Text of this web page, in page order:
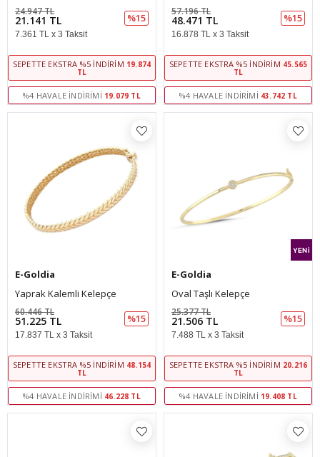
21.141 TL
24.947 TL
%15
7.361 TL x 3 Taksit
SEPETTE EKSTRA %5 İNDIRIM 19.874
TL
%4 HAVALE İNDIRIMI 19.079 TL
48.471 TL
57.196 TL
%15
16.878 TL x 3 Taksit
SEPETTE EKSTRA %5 İNDIRIM 45.565
TL
%4 HAVALE İNDIRIMI 43.742 TL
E-Goldia
Yaprak Kalemli Kelepçe
51.225 TL
60.446 TL
%15
17.837 TL x 3 Taksit
SEPETTE EKSTRA %5 İNDIRIM 48.154
TL
%4 HAVALE İNDIRIMI 46.228 TL
E-Goldia
Oval Taşlı Kelepçe
21.506 TL
25.377 TL
%15
7.488 TL x 3 Taksit
SEPETTE EKSTRA %5 İNDIRIM 20.216
TL
%4 HAVALE İNDIRIMI 19.408 TL